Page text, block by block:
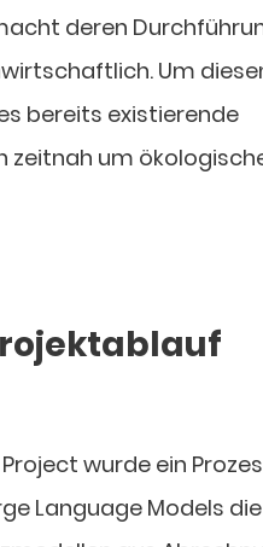
deren
Um
bereits existierende
um
wurde ein
Language Models